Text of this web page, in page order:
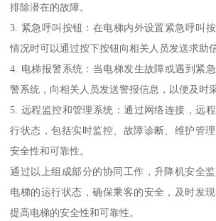
排除潜在的故障。
3. 紧急呼叫按钮：在电梯内外设置紧急呼叫
情况时可以通过按下按钮向相关人员发送求助信
4. 电梯报警系统：当电梯发生故障或遇到紧
警系统，向相关人员发送警报信息，以便及时
5. 远程监控和管理系统：通过网络连接，远
行状态，包括实时监控、故障诊断、维护管
安全性和可靠性。
通过以上组成部分的协同工作，升降机安全
电梯的运行状态，确保乘客的安全，及时发
提高电梯的安全性和可靠性。